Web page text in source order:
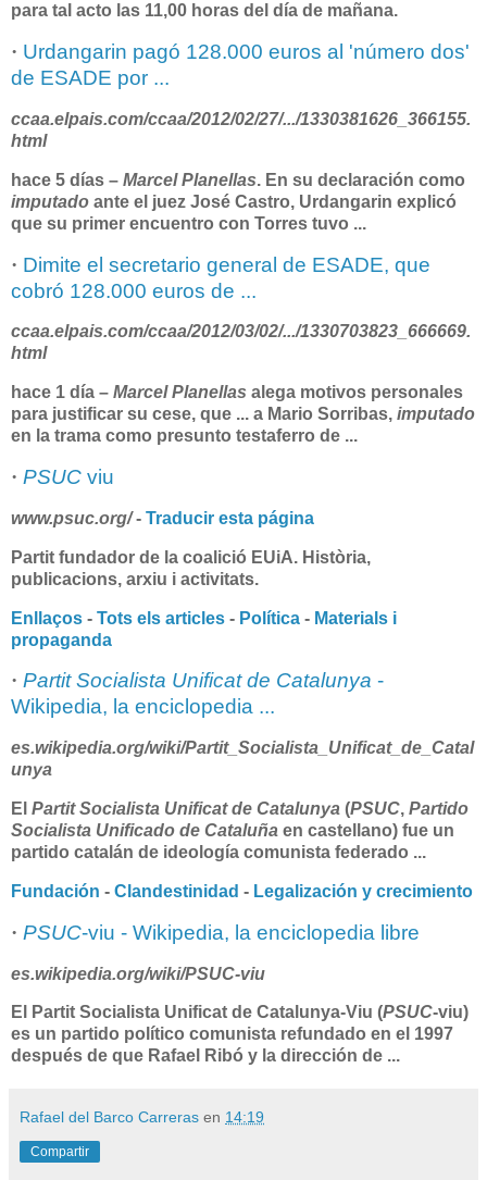
para tal acto las 11,00 horas del día de mañana.
· Urdangarin pagó 128.000 euros al 'número dos'
de ESADE por ...
ccaa.elpais.com/ccaa/2012/02/27/.../1330381626_366155.
html
hace 5 días – Marcel Planellas. En su declaración como
imputado ante el juez José Castro, Urdangarin explicó
que su primer encuentro con Torres tuvo ...
· Dimite el secretario general de ESADE, que
cobró 128.000 euros de ...
ccaa.elpais.com/ccaa/2012/03/02/.../1330703823_666669.
html
hace 1 día – Marcel Planellas alega motivos personales
para justificar su cese, que ... a Mario Sorribas, imputado
en la trama como presunto testaferro de ...
· PSUC viu
www.psuc.org/ - Traducir esta página
Partit fundador de la coalició EUiA. Història,
publicacions, arxiu i activitats.
Enllaços - Tots els articles - Política - Materials i
propaganda
· Partit Socialista Unificat de Catalunya -
Wikipedia, la enciclopedia ...
es.wikipedia.org/wiki/Partit_Socialista_Unificat_de_Catal
unya
El Partit Socialista Unificat de Catalunya (PSUC, Partido
Socialista Unificado de Cataluña en castellano) fue un
partido catalán de ideología comunista federado ...
Fundación - Clandestinidad - Legalización y crecimiento
· PSUC-viu - Wikipedia, la enciclopedia libre
es.wikipedia.org/wiki/PSUC-viu
El Partit Socialista Unificat de Catalunya-Viu (PSUC-viu)
es un partido político comunista refundado en el 1997
después de que Rafael Ribó y la dirección de ...
Rafael del Barco Carreras en 14:19
Compartir